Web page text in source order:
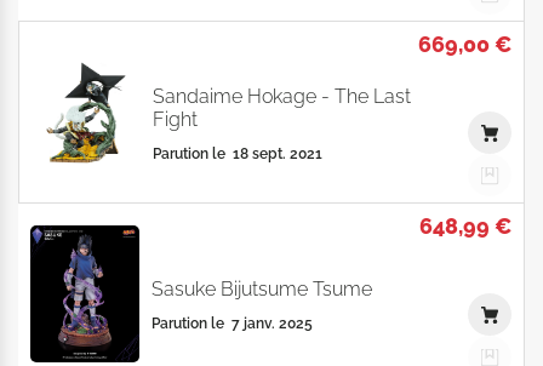
669,00 €
Sandaime Hokage - The Last
Fight
Parution le 18 sept. 2021
648,99 €
Sasuke Bijutsume Tsume
Parution le 7 janv. 2025